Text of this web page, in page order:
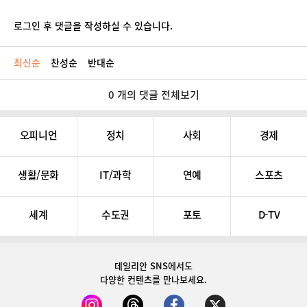
로그인 후 댓글을 작성하실 수 있습니다.
최신순 찬성순 반대순
0 개의 댓글 전체보기
오피니언 정치 사회 경제
생활/문화 IT/과학 연예 스포츠
세계 수도권 포토 D-TV
데일리안 SNS에서도
다양한 컨텐츠를 만나보세요.